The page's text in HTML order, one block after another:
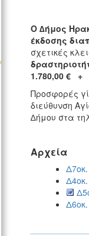
Ο ∆ήμος
έκδοσης
σχετικές
1.780,00 € +
Προσφορές
διεύθυνση
∆ήμου στα
Αρχεία